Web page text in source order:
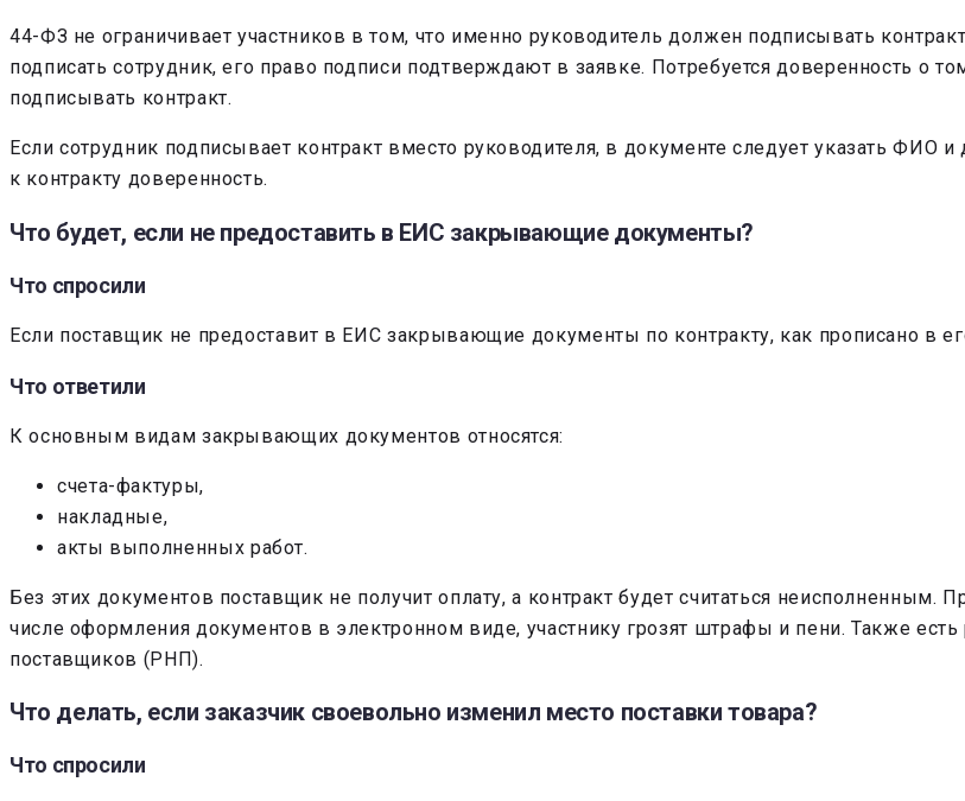
44-ФЗ не ограничивает участников в том, что именно руководитель должен подписывать
подписать сотрудник, его право подписи подтверждают в заявке. Потребуется доверенность о
подписывать контракт.
Если сотрудник подписывает контракт вместо руководителя, в документе следует указать ФИО
к контракту доверенность.
Что будет, если не предоставить в ЕИС закрывающие документы?
Что спросили
Если поставщик не предоставит в ЕИС закрывающие документы по контракту, как прописано в
Что ответили
К основным видам закрывающих документов относятся:
счета-фактуры,
накладные,
акты выполненных работ.
Без этих документов поставщик не получит оплату, а контракт будет считаться неисполненным.
числе оформления документов в электронном виде, участнику грозят штрафы и пени. Также есть
поставщиков (РНП).
Что делать, если заказчик своевольно изменил место поставки товара?
Что спросили